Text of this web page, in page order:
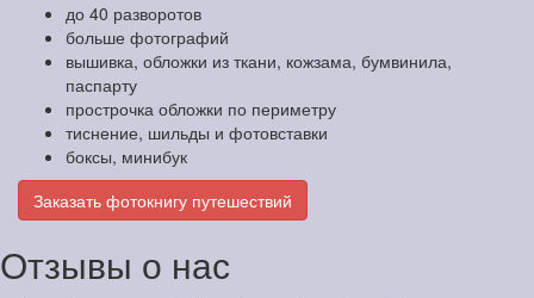
до 40 разворотов
больше фотографий
вышивка, обложки из ткани, кожзама, бумвинила,
паспарту
прострочка обложки по периметру
тиснение, шильды и фотовставки
боксы, минибук
Заказать фотокнигу путешествий
Отзывы о нас